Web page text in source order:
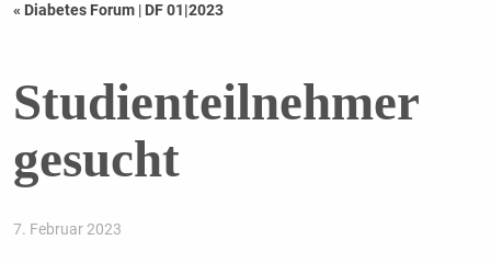
« Diabetes Forum | DF 01|2023
Studienteilnehmer
gesucht
7. Februar 2023